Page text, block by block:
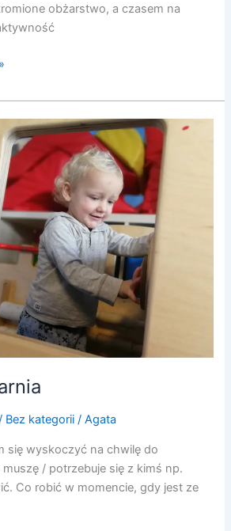
obżarstwo, a czasem na
Bez kategorii /Agata
się wyskoczyć na chwilę do
muszę / potrzebuje się z kimś np.
Co robić w momencie, gdy jest ze